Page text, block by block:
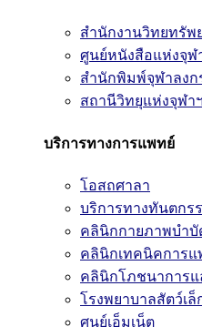
สำนักงานวิทยทรัพ
ศูนย์หนังสือแห่งจุฬ
สำนักพิมพ์จุฬาลง
สถานีวิทยุแห่งจุฬาฯ
บริการทางการแพทย์
โอสถศาลา
บริการทางทันตกร
คลินิกกายภาพบำบั
คลินิกเทคนิคการแ
คลินิกโภชนาการ
โรงพยาบาลสัตว์เล็
ศูนย์เอ็มเน็ต